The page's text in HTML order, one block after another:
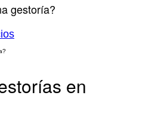
gestoría?
en